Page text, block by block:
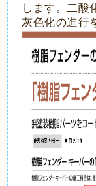
します。二酸
灰色化の進行